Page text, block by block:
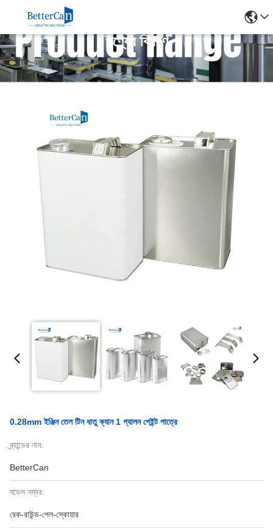
পণ্যের বিবরণ
0.28mm ইঞ্জিন তেল টিন ধাতু ক্যান 1 গ্যালন পেইন্ট পাত্রে
ব্র্যান্ডের নাম:
BetterCan
মডেল নম্বর:
রেক-রাউন্ড-পেল-স্কোয়ার